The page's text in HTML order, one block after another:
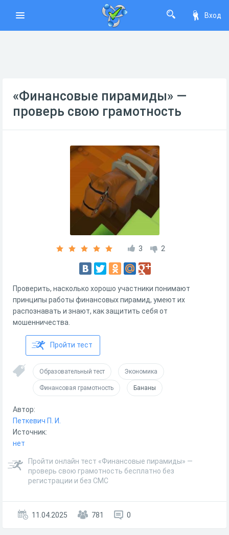
Вход
«Финансовые пирамиды» —
проверь свою грамотность
3 2
Проверить, насколько хорошо участники понимают
принципы работы финансовых пирамид, умеют их
распознавать и знают, как защитить себя от
мошенничества.
Пройти тест
Образовательный тест Экономика
Финансовая грамотность Бананы
Автор:
Петкевич П. И.
Источник:
нет
Пройти онлайн тест «Финансовые пирамиды» —
проверь свою грамотность бесплатно без
регистрации и без СМС
11.04.2025 781 0